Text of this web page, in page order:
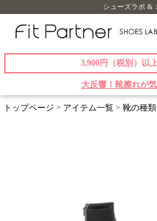
シューズラボ &
3,900円（税別）以
大反響！靴擦れが
トップページ > アイテム一覧 > 靴の種